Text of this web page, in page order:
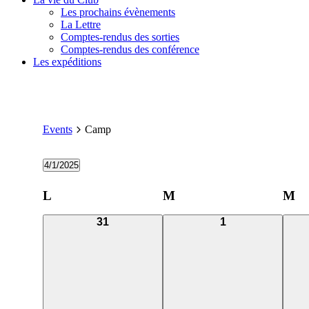
Les prochains évènements
La Lettre
Comptes-rendus des sorties
Comptes-rendus des conférence
Les expéditions
Events Camp
4/1/2025
date.
Calendar
of
L M M
0
31
0
1